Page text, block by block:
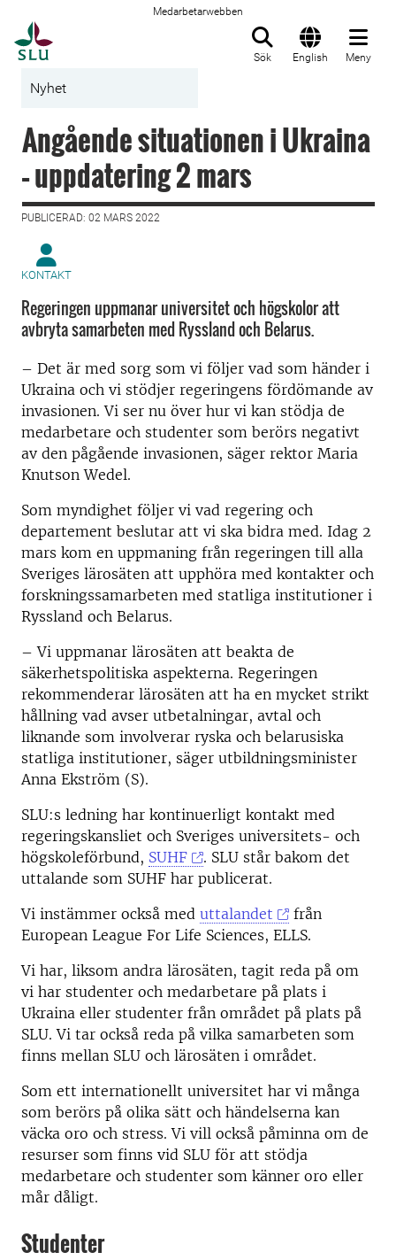
Medarbetarwebben
Sök English Meny
Nyhet
Angående situationen i Ukraina
– uppdatering 2 mars
PUBLICERAD: 02 MARS 2022
KONTAKT
Regeringen uppmanar universitet och högskolor att
avbryta samarbeten med Ryssland och Belarus.
– Det är med sorg som vi följer vad som händer i
Ukraina och vi stödjer regeringens fördömande av
invasionen. Vi ser nu över hur vi kan stödja de
medarbetare och studenter som berörs negativt
av den pågående invasionen, säger rektor Maria
Knutson Wedel.
Som myndighet följer vi vad regering och
departement beslutar att vi ska bidra med. Idag 2
mars kom en uppmaning från regeringen till alla
Sveriges lärosäten att upphöra med kontakter och
forskningssamarbeten med statliga institutioner i
Ryssland och Belarus.
– Vi uppmanar lärosäten att beakta de
säkerhetspolitiska aspekterna. Regeringen
rekommenderar lärosäten att ha en mycket strikt
hållning vad avser utbetalningar, avtal och
liknande som involverar ryska och belarusiska
statliga institutioner, säger utbildningsminister
Anna Ekström (S).
SLU:s ledning har kontinuerligt kontakt med
regeringskansliet och Sveriges universitets- och
högskoleförbund, SUHF
. SLU står bakom det
uttalande som SUHF har publicerat.
Vi instämmer också med uttalandet
från
European League For Life Sciences, ELLS.
Vi har, liksom andra lärosäten, tagit reda på om
vi har studenter och medarbetare på plats i
Ukraina eller studenter från området på plats på
SLU. Vi tar också reda på vilka samarbeten som
finns mellan SLU och lärosäten i området.
Som ett internationellt universitet har vi många
som berörs på olika sätt och händelserna kan
väcka oro och stress. Vi vill också påminna om de
resurser som finns vid SLU för att stödja
medarbetare och studenter som känner oro eller
mår dåligt.
Studenter